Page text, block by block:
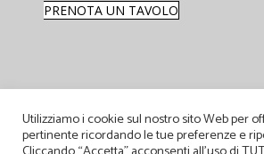
PRENOTA UN TAVOLO
Instagram
Facebook
LinkedIn
Utilizziamo i cookie sul nostro sito Web per
pertinente ricordando le tue preferenze e